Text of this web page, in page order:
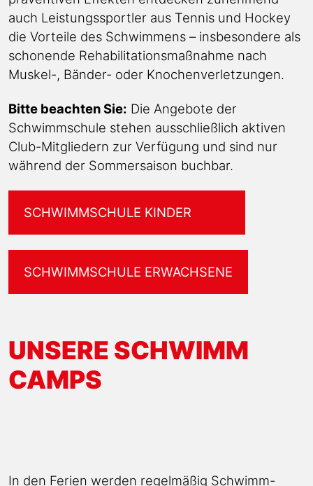
auch Leistungssportler aus Tennis und Hockey
die Vorteile des Schwimmens – insbesondere als
schonende Rehabilitationsmaßnahme nach
Muskel-, Bänder- oder Knochenverletzungen.
Bitte beachten Sie: Die Angebote der
Schwimmschule stehen ausschließlich aktiven
Club-Mitgliedern zur Verfügung und sind nur
während der Sommersaison buchbar.
SCHWIMMSCHULE KINDER
SCHWIMMSCHULE ERWACHSENE
UNSERE SCHWIMM
CAMPS
In den Ferien werden regelmäßig Schwimm-